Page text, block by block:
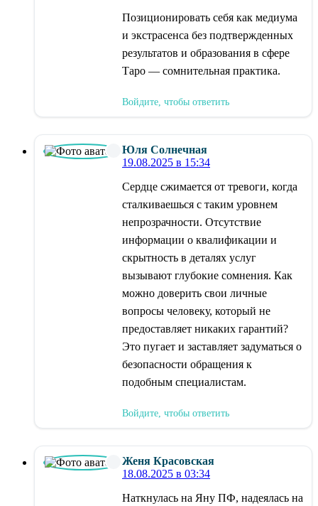
Позиционировать себя как медиума
и экстрасенса без подтвержденных
результатов и образования в сфере
Таро — сомнительная практика.
Войдите, чтобы ответить
Юля Солнечная
19.08.2025 в 15:34
Сердце сжимается от тревоги, когда
сталкиваешься с таким уровнем
непрозрачности. Отсутствие
информации о квалификации и
скрытность в деталях услуг
вызывают глубокие сомнения. Как
можно доверить свои личные
вопросы человеку, который не
предоставляет никаких гарантий?
Это пугает и заставляет задуматься о
безопасности обращения к
подобным специалистам.
Войдите, чтобы ответить
Женя Красовская
18.08.2025 в 03:34
Наткнулась на Яну ПФ, надеялась на